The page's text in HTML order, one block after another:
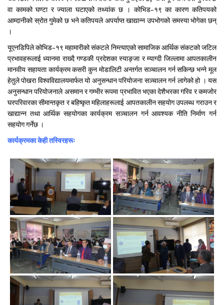
वा कामको घण्टा र ज्याला घटाएको तथ्यांक छ । कोभिड–१९ का कारण कतिपयको
आम्दानीको स्रोत गुमेको छ भने कतिपयले अपर्याप्त खाद्यान्न उपभोगको समस्या भोगेका छन्
।
यूएनडिपिले कोभिड–१९ महामारीको संकटले निम्त्याएको सामाजिक आर्थिक संकटको जटिल
प्रभावहरूलाई ध्यानमा राख्दै गण्डकी प्रदेशका स्याङ्जा र म्याग्दी जिल्लामा आपतकालीन
मानवीय सहायता कार्यक्रम कसरी कुन मोडालिटी अन्तर्गत सञ्चालन गर्न सकिन्छ भन्ने मूल
हेतुले पोखरा विश्वविद्यालयमार्फत यो अनुसन्धान परियोजना सञ्चालन गर्न लागेको हो । यस
अनुसन्धान परियोजनाले असमान र गम्भीर रूपमा प्रभावित भएका देशैभरका गरिव र कमजोर
घरपरिवारका सीमान्तकृत र बहिष्कृत महिलाहरूलाई आपतकालीन सहयोग उपलब्ध गराउन र
खाद्यान्न तथा आर्थिक सहयोगका कार्यक्रम सञ्चालन गर्न आवश्यक नीति निर्माण गर्न
सहयोग गर्नेछ ।
कार्यक्रमका केही तस्विरहरूः